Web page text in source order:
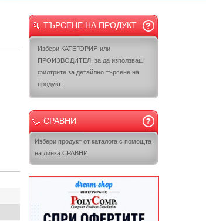
ТЪРСЕНЕ НА ПРОДУКТ
Избери КАТЕГОРИЯ или
ПРОИЗВОДИТЕЛ, за да използваш
филтрите за детайлно търсене на
продукт.
СРАВНИ
Избери продукт от каталога с помощта
на линка СРАВНИ